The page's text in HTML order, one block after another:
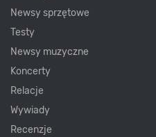
Newsy sprzętowe
Testy
Newsy muzyczne
Koncerty
Relacje
Wywiady
Recenzje